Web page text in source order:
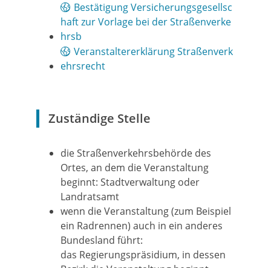
Bestätigung Versicherungsgesellsc
haft zur Vorlage bei der Straßenverke
hrsb
Veranstaltererklärung Straßenverk
ehrsrecht
Zuständige Stelle
die Straßenverkehrsbehörde des
Ortes, an dem die Veranstaltung
beginnt: Stadtverwaltung oder
Landratsamt
wenn die Veranstaltung (zum Beispiel
ein Radrennen) auch in ein anderes
Bundesland führt:
das Regierungspräsidium, in dessen